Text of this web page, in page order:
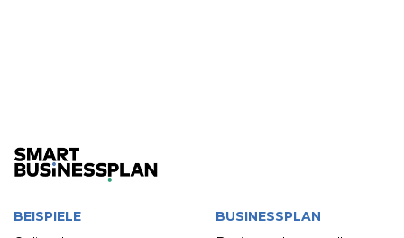
BEISPIELE
BUSINESSPLAN